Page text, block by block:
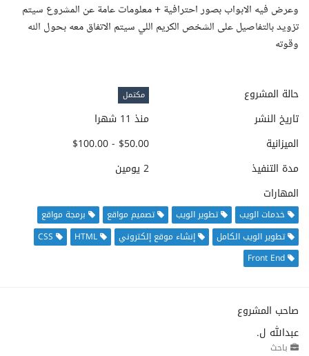
وعرض فيه الابواب بصور احترافية + معلومات عامة عن المشروع سيتم
تزويد بالتفاصيل على الشخص الكريم اللي سيتم الاتفاق معه بحول الله
وقوته
حالة المشروع مكتمل
تاريخ النشر
منذ 11 شهرا
الميزانية
$50.00 - $100.00
مدة التنفيذ
2 يومين
المهارات
خدمات الويب تطوير الويب تصميم مواقع
برمجة مواقع
تطوير الويب الكامل
إنشاء موقع إلكتروني HTML
CSS
Front End
صاحب المشروع
عبدالله ل.
باحث